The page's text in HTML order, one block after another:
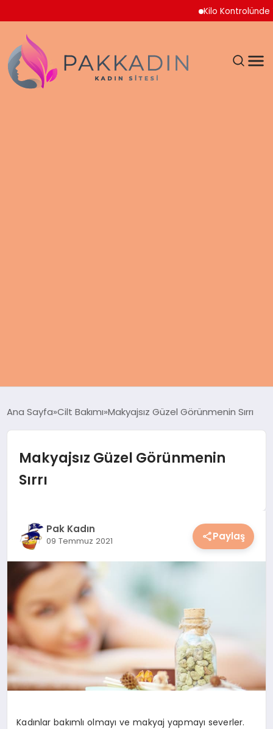
Kilo Kontrolünde Yeni
KADIN
SAĞLIK
SPOR & FITNESS
YAŞAM
YEMEK
KIMDIR?
HESAPLAMALAR
Ana Sayfa Cilt Bakımı Makyajsız Güzel Görünmenin Sırrı
Makyajsız Güzel Görünmenin
Sırrı
Pak Kadın
09 Temmuz 2021 Paylaş
Kadınlar bakımlı olmayı ve makyaj yapmayı severler.